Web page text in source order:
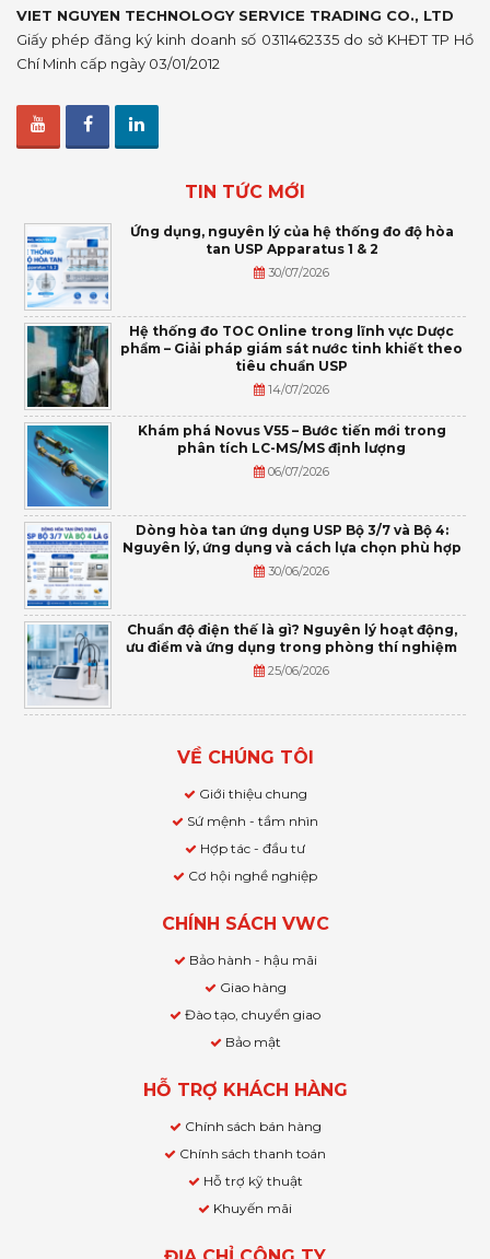
VIET NGUYEN TECHNOLOGY SERVICE TRADING CO., LTD
Giấy phép đăng ký kinh doanh số 0311462335 do sở KHĐT TP Hồ
Chí Minh cấp ngày 03/01/2012
TIN TỨC MỚI
Ứng dụng, nguyên lý của hệ thống đo độ hòa
tan USP Apparatus 1 & 2
30/07/2026
Hệ thống đo TOC Online trong lĩnh vực Dược
phẩm – Giải pháp giám sát nước tinh khiết theo
tiêu chuẩn USP
14/07/2026
Khám phá Novus V55 – Bước tiến mới trong
phân tích LC-MS/MS định lượng
06/07/2026
Dòng hòa tan ứng dụng USP Bộ 3/7 và Bộ 4:
Nguyên lý, ứng dụng và cách lựa chọn phù hợp
30/06/2026
Chuẩn độ điện thế là gì? Nguyên lý hoạt động,
ưu điểm và ứng dụng trong phòng thí nghiệm
25/06/2026
VỀ CHÚNG TÔI
Giới thiệu chung
Sứ mệnh - tầm nhìn
Hợp tác - đầu tư
Cơ hội nghề nghiệp
CHÍNH SÁCH VWC
Bảo hành - hậu mãi
Giao hàng
Đào tạo, chuyển giao
Bảo mật
HỖ TRỢ KHÁCH HÀNG
Chính sách bán hàng
Chính sách thanh toán
Hỗ trợ kỹ thuật
Khuyến mãi